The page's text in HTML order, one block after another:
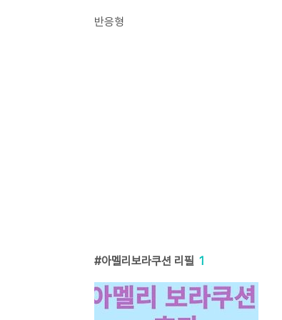
반응형
아멜리보라쿠션 리필 1